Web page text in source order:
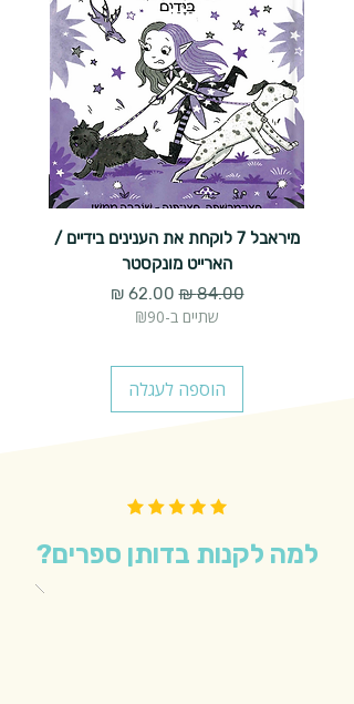
מיראבל 7 לוקחת את הענינים בידיים /
הארייט מונקסטר
מחיר רגיל‏84.00 ‏₪ מחיר מבצע
שתיים ב-₪90
הוספה לעגלה
למה לקנות בדותן ספרים?